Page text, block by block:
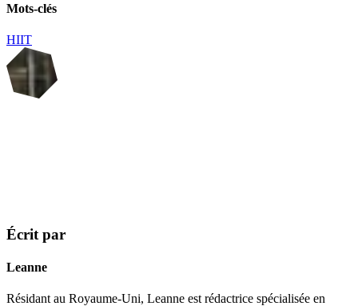
Mots-clés
HIIT
Écrit par
Leanne
Résidant au Royaume-Uni, Leanne est rédactrice spécialisée en